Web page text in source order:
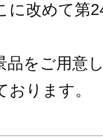
に改めて第
をご用意
ります。